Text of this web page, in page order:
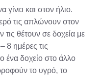
και στον ήλιο.
τις απλώνουν στον
τις θέτουν σε δοχεία με
8 ημέρες τις
ένα δοχείο στο άλλο
το υγρό, το